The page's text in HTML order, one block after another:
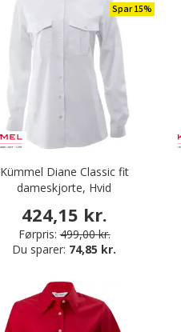
Spar 15%
Kümmel Diane Classic fit
dameskjorte, Hvid
424,15 kr.
Førpris: 499,00 kr.
Du sparer: 74,85 kr.